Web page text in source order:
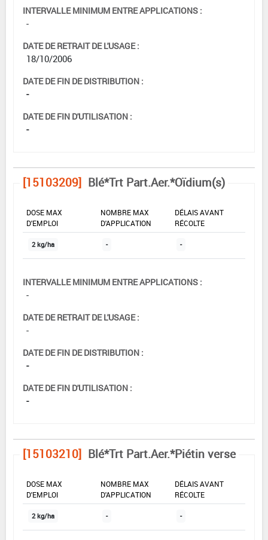
INTERVALLE MINIMUM ENTRE APPLICATIONS :
-
DATE DE RETRAIT DE L'USAGE :
18/10/2006
DATE DE FIN DE DISTRIBUTION :
-
DATE DE FIN D'UTILISATION :
-
[15103209] Blé*Trt Part.Aer.*Oïdium(s)
DOSE MAX
D'EMPLOI
NOMBRE MAX
D'APPLICATION
DÉLAIS AVANT
RÉCOLTE
2 kg/ha - -
INTERVALLE MINIMUM ENTRE APPLICATIONS :
-
DATE DE RETRAIT DE L'USAGE :
-
DATE DE FIN DE DISTRIBUTION :
-
DATE DE FIN D'UTILISATION :
-
[15103210] Blé*Trt Part.Aer.*Piétin verse
DOSE MAX
D'EMPLOI
NOMBRE MAX
D'APPLICATION
DÉLAIS AVANT
RÉCOLTE
2 kg/ha - -